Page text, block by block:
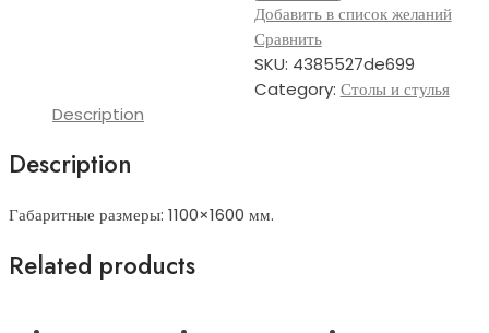
Добавить в список желаний
Сравнить
SKU: 4385527de699
Category: Столы и стулья
Description
Description
Габаритные размеры: 1100×1600 мм.
Related products